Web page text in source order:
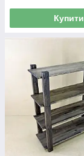
Купити